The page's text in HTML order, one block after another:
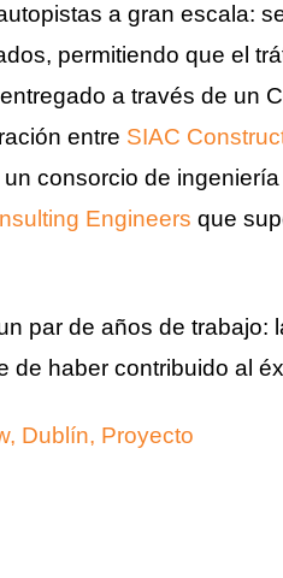
a gran escala:
permitiendo que el
a través de un
entre SIAC
consorcio de
Engineers que
par de años de trabajo:
de haber contribuido al
Dublín, Proyecto